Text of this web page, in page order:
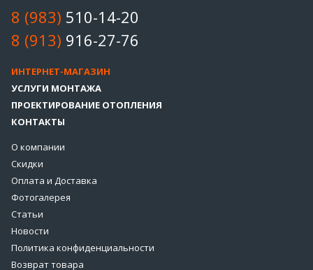
8 (983) 510-14-20
8 (913) 916-27-76
ИНТЕРНЕТ-МАГАЗИН
УСЛУГИ МОНТАЖА
ПРОЕКТИРОВАНИЕ ОТОПЛЕНИЯ
КОНТАКТЫ
О компании
Скидки
Оплата и Доставка
Фотогалерея
Статьи
Новости
Политика конфиденциальности
Возврат товара